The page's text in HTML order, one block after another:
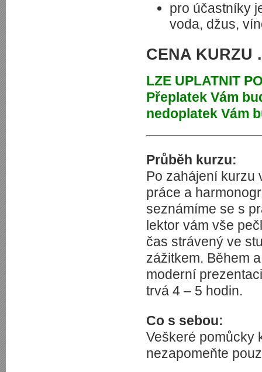
pro účastníky
voda, džus,
CENA KURZU
LZE UPLATNIT
Přeplatek Vám
nedoplatek Vám
Průběh kurzu:
Po zahájení kurzu
práce a
seznámíme se s
lektor vám vše
čas strávený ve
zážitkem. Během
moderní
trvá 4 – 5 hodin.
Co s sebou:
Veškeré pomůcky
nezapomeňte